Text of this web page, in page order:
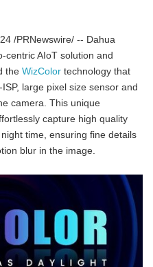
/PRNewswire/ -- Dahua
centric AIoT solution and
the WizColor technology that
large pixel size sensor and
camera. This unique
capture high quality
time, ensuring fine details
blur in the image.